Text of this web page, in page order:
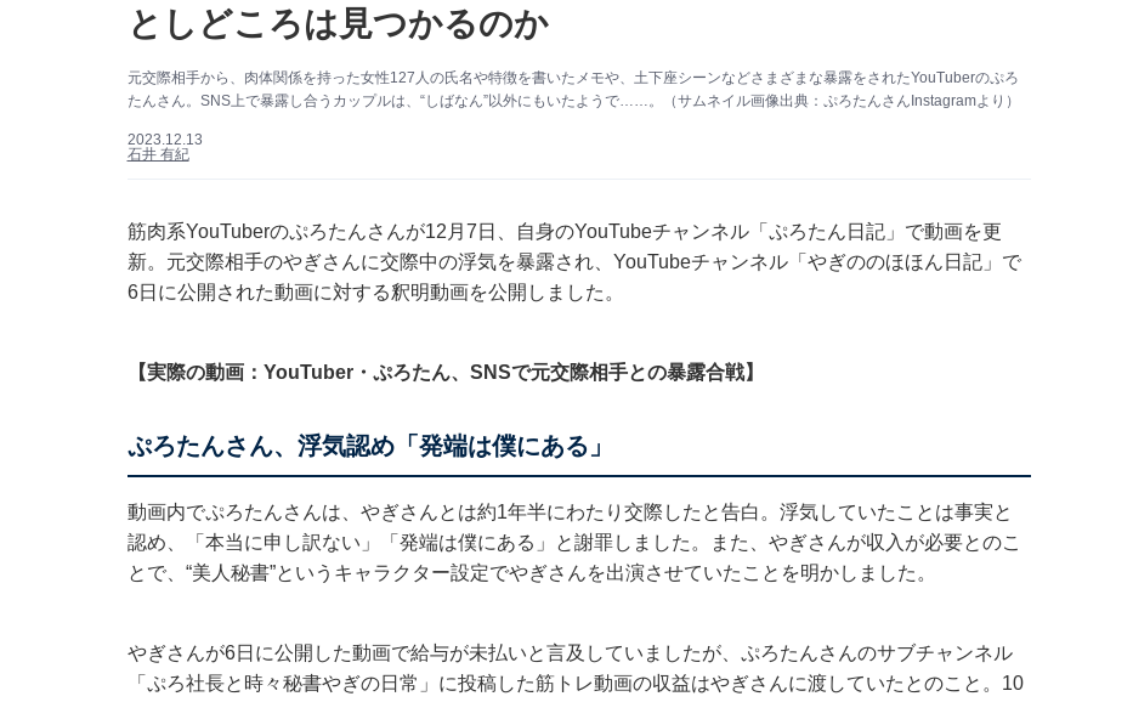
としどころは見つかるのか
元交際相手から、肉体関係を持った女性127人の氏名や特徴を書いたメモや、土下座シーンなどさまざまな暴露をされたYouTuberのぷろ
たんさん。SNS上で暴露し合うカップルは、“しばなん”以外にもいたようで……。（サムネイル画像出典：ぷろたんさんInstagramより）
2023.12.13
石井 有紀
筋肉系YouTuberのぷろたんさんが12月7日、自身のYouTubeチャンネル「ぷろたん日記」で動画を更
新。元交際相手のやぎさんに交際中の浮気を暴露され、YouTubeチャンネル「やぎののほほん日記」で
6日に公開された動画に対する釈明動画を公開しました。
【実際の動画：YouTuber・ぷろたん、SNSで元交際相手との暴露合戦】
ぷろたんさん、浮気認め「発端は僕にある」
動画内でぷろたんさんは、やぎさんとは約1年半にわたり交際したと告白。浮気していたことは事実と
認め、「本当に申し訳ない」「発端は僕にある」と謝罪しました。また、やぎさんが収入が必要とのこ
とで、“美人秘書”というキャラクター設定でやぎさんを出演させていたことを明かしました。
やぎさんが6日に公開した動画で給与が未払いと言及していましたが、ぷろたんさんのサブチャンネル
「ぷろ社長と時々秘書やぎの日常」に投稿した筋トレ動画の収益はやぎさんに渡していたとのこと。10